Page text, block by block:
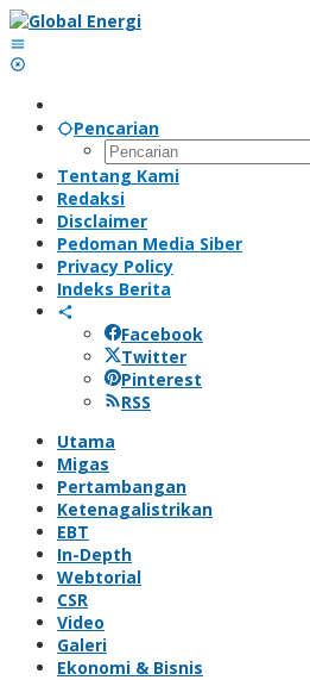
Lewati
ke
konten
Pencarian
Tentang Kami
Redaksi
Disclaimer
Pedoman Media Siber
Privacy Policy
Indeks Berita
Facebook
Twitter
Pinterest
RSS
Utama
Migas
Pertambangan
Ketenagalistrikan
EBT
In-Depth
Webtorial
CSR
Video
Galeri
Ekonomi & Bisnis